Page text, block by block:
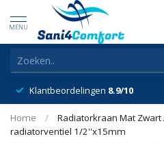
MENU
Klantbeordelingen 8.9/10
Home /
Radiatorkraan Mat
radiatorventiel 1/2''x15mm